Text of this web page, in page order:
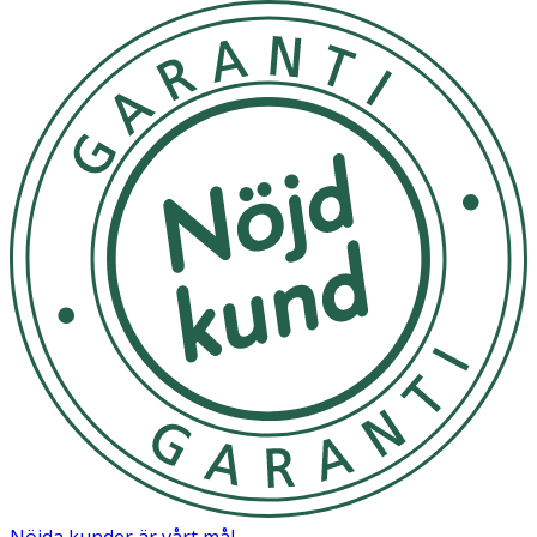
Ingredienser:
Aqua (Water, Eau), Glycerin, Propanediol, Pentaerythrityl
Distearate, Hydroxyethyl Urea, Paraffinum Liquidum
(Mineral Oil), Cetearyl Alcohol, Sorbitol, C20-22 Alkyl
Phosphate, Ci 77891 (Titanium Dioxide), C20-22 Alcohols,
Octyldodecanol, Cera Alba (Beeswax, Cire D?abeille),
Phenoxyethanol, 1,2-Hexanediol, Glyceryl Stearate, Peg-
100 Stearate, Hydrolyzed Elastin, Soluble Collagen,
Hydrogenated Polydecene, Parfum (Fragrance), Sucrose
Palmitate, Xanthan Gum, Chlorphenesin, Sodium
Hydroxide, Hydroxystearic Acid, Biosaccharide Gum-2,
Allantoin, Glyceryl Linoleate, Alumina, Prunus Amygdalus
Dulcis (Sweet Almond) Oil, Sodium Chloride, Glucose,
Sodium Hyaluronate, Citric Acid, Potassium Chloride,
Potassium Sorbate, Calcium Chloride, Magnesium
Sulfate, Glutamine, Sodium Phosphate, Ascorbic Acid,
Sodium Acetate, Tocopherol, Lysine Hcl, Arginine Hcl,
Alanine, Histidine Hcl, Valine, Leucine, Threonine,
Isoleucine, Tryptophan, Phenylalanine, Tyrosine, Glycine,